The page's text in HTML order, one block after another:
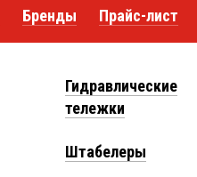
Бренды Прайс-лист
Гидравлические
тележки
Штабелеры